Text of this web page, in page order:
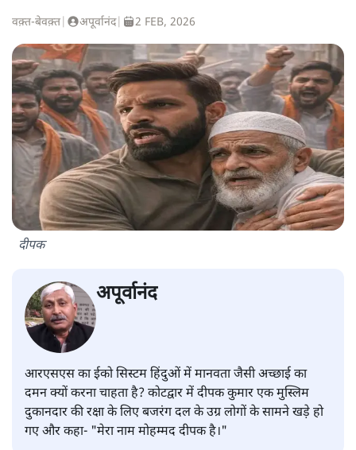
वक़्त-बेवक़्त अपूर्वानंद| 2 FEB, 2026
दीपक
अपूर्वानंद
आरएसएस का ईको सिस्टम हिंदुओं में मानवता जैसी अच्छाई का
दमन क्यों करना चाहता है? कोटद्वार में दीपक कुमार एक मुस्लिम
दुकानदार की रक्षा के लिए बजरंग दल के उग्र लोगों के सामने खड़े हो
गए और कहा- "मेरा नाम मोहम्मद दीपक है।"